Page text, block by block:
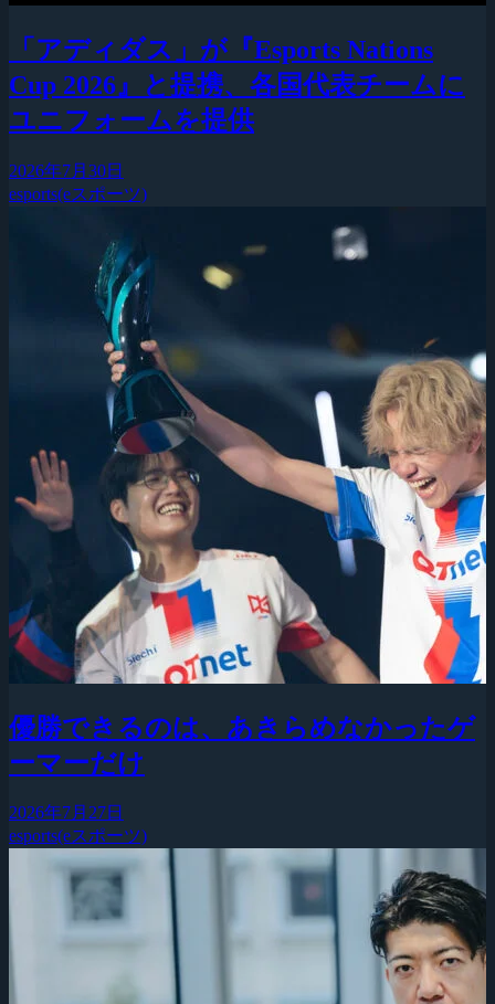
「アディダス」が『Esports Nations
Cup 2026』と提携、各国代表チームに
ユニフォームを提供
2026年7月30日
esports(eスポーツ)
優勝できるのは、あきらめなかったゲ
ーマーだけ
2026年7月27日
esports(eスポーツ)